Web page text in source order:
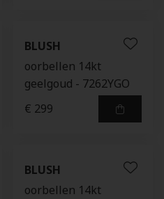
BLUSH
oorbellen 14kt
geelgoud - 7262YGO
€ 299
BLUSH
oorbellen 14kt